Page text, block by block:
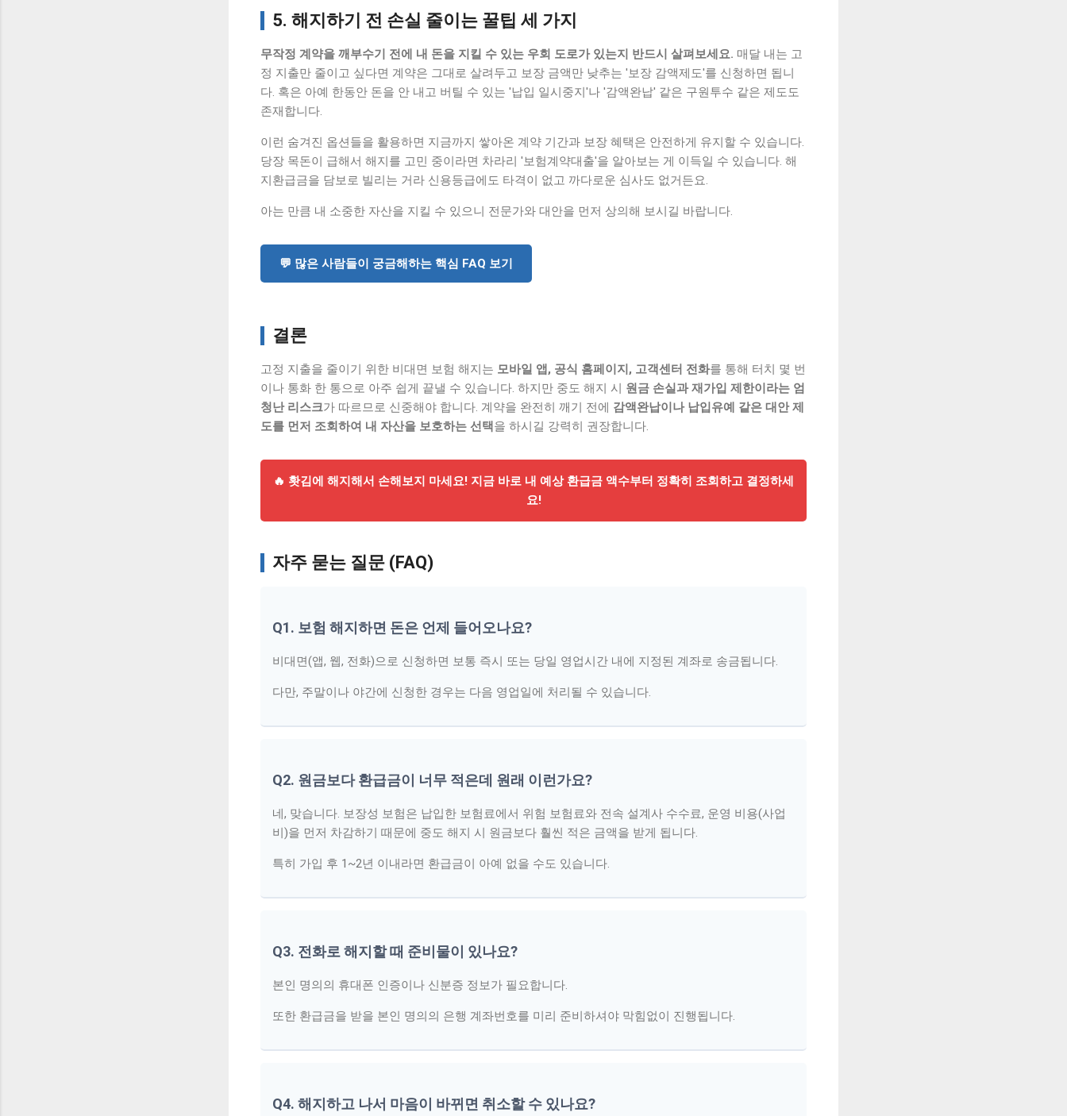
5. 해지하기 전 손실 줄이는 꿀팁 세 가지
무작정 계약을 깨부수기 전에 내 돈을 지킬 수 있는 우회 도로가 있는지 반드시 살펴보세요. 매달 내는 고
정 지출만 줄이고 싶다면 계약은 그대로 살려두고 보장 금액만 낮추는 '보장 감액제도'를 신청하면 됩니
다. 혹은 아예 한동안 돈을 안 내고 버틸 수 있는 '납입 일시중지'나 '감액완납' 같은 구원투수 같은 제도도
존재합니다.
이런 숨겨진 옵션들을 활용하면 지금까지 쌓아온 계약 기간과 보장 혜택은 안전하게 유지할 수 있습니다.
당장 목돈이 급해서 해지를 고민 중이라면 차라리 '보험계약대출'을 알아보는 게 이득일 수 있습니다. 해
지환급금을 담보로 빌리는 거라 신용등급에도 타격이 없고 까다로운 심사도 없거든요.
아는 만큼 내 소중한 자산을 지킬 수 있으니 전문가와 대안을 먼저 상의해 보시길 바랍니다.
💬 많은 사람들이 궁금해하는 핵심 FAQ 보기
결론
고정 지출을 줄이기 위한 비대면 보험 해지는 모바일 앱, 공식 홈페이지, 고객센터 전화를 통해 터치 몇 번
이나 통화 한 통으로 아주 쉽게 끝낼 수 있습니다. 하지만 중도 해지 시 원금 손실과 재가입 제한이라는 엄
청난 리스크가 따르므로 신중해야 합니다. 계약을 완전히 깨기 전에 감액완납이나 납입유예 같은 대안 제
도를 먼저 조회하여 내 자산을 보호하는 선택 을 하시길 강력히 권장합니다.
🔥 홧김에 해지해서 손해보지 마세요! 지금 바로 내 예상 환급금 액수부터 정확히 조회하고 결정하세
요!
자주 묻는 질문 (FAQ)
Q1. 보험 해지하면 돈은 언제 들어오나요?
비대면(앱, 웹, 전화)으로 신청하면 보통 즉시 또는 당일 영업시간 내에 지정된 계좌로 송금됩니다.
다만, 주말이나 야간에 신청한 경우는 다음 영업일에 처리될 수 있습니다.
Q2. 원금보다 환급금이 너무 적은데 원래 이런가요?
네, 맞습니다. 보장성 보험은 납입한 보험료에서 위험 보험료와 전속 설계사 수수료, 운영 비용(사업
비)을 먼저 차감하기 때문에 중도 해지 시 원금보다 훨씬 적은 금액을 받게 됩니다.
특히 가입 후 1~2년 이내라면 환급금이 아예 없을 수도 있습니다.
Q3. 전화로 해지할 때 준비물이 있나요?
본인 명의의 휴대폰 인증이나 신분증 정보가 필요합니다.
또한 환급금을 받을 본인 명의의 은행 계좌번호를 미리 준비하셔야 막힘없이 진행됩니다.
Q4. 해지하고 나서 마음이 바뀌면 취소할 수 있나요?